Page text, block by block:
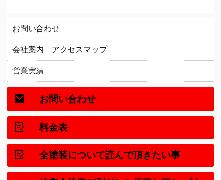
お問い合わせ
会社案内 アクセスマップ
営業実績
お問い合わせ
料金表
全塗装について読んで頂きたい事